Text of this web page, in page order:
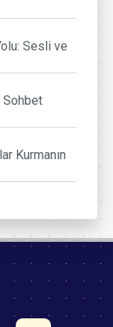
Sesli ve
Sohbet
Kurmanın